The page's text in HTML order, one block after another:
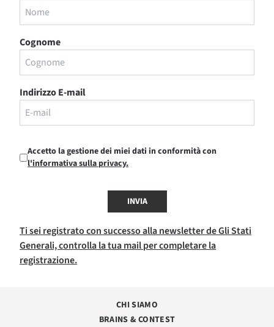
Cognome
Indirizzo E-mail
Accetto la gestione dei miei dati in conformità con
l'informativa sulla privacy.
INVIA
Ti sei registrato con successo alla newsletter de Gli Stati
Generali, controlla la tua mail per completare la
registrazione.
CHI SIAMO
BRAINS & CONTEST